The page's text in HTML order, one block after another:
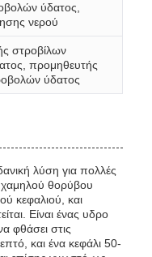
ύδατος,
νερού
στροβίλων
προμηθευτής
ύδατος
λύση για πολλές
θορύβου
κεφαλιού, και
Είναι ένας υδρο
φθάσει στις
και ένα κεφάλι 50-